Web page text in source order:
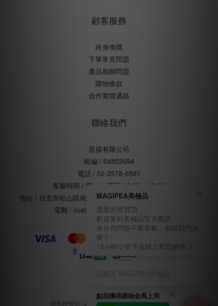
顧客服務
終身換購
下單常見問題
產品相關問題
購物條款
合作實體通路
聯絡我們
星揚有限公司
統編 / 54852694
電話 / 02-2578-6561
客服時間 / 周一 ~ 周五 10:00 ~ 18:00
地址 / 台北市松山區南京東路五段168號五樓(辦公室非門市)
電郵 / customercare@magipea.com
隱私權聲明 | 2015 - 2025 © MAGIPEA美極品
點我獲得購物金馬上用
MAGIPEA美極品
親愛的寶寶🥰
歡迎來到美極品官方商店
有任何問題不要客氣，都跟我們說
喔 !
15小時小幫手在線上幫您解答 :)